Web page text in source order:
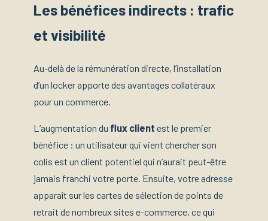
Les bénéfices indirects : trafic
et visibilité
Au-delà de la rémunération directe, l’installation
d’un locker apporte des avantages collatéraux
pour un commerce.
L’augmentation du flux client est le premier
bénéfice : un utilisateur qui vient chercher son
colis est un client potentiel qui n’aurait peut-être
jamais franchi votre porte. Ensuite, votre adresse
apparaît sur les cartes de sélection de points de
retrait de nombreux sites e-commerce, ce qui